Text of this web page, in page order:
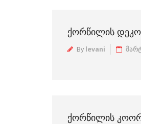
ᲥᲝᲠᲬᲘᲚᲘᲡ
By levani
ᲥᲝᲠᲬᲘᲚᲘᲡ